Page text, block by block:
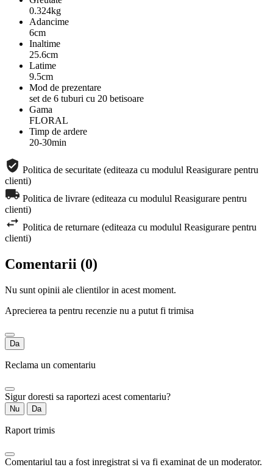
0.324kg
Adancime
6cm
Inaltime
25.6cm
Latime
9.5cm
Mod de prezentare
set de 6 tuburi cu 20 betisoare
Gama
FLORAL
Timp de ardere
20-30min
Politica de securitate (editeaza cu modulul Reasigurare pentru
clienti)
Politica de livrare (editeaza cu modulul Reasigurare pentru
clienti)
Politica de returnare (editeaza cu modulul Reasigurare pentru
clienti)
Comentarii (0)
Nu sunt opinii ale clientilor in acest moment.
Aprecierea ta pentru recenzie nu a putut fi trimisa
Da
Reclama un comentariu
Sigur doresti sa raportezi acest comentariu?
Nu Da
Raport trimis
Comentariul tau a fost inregistrat si va fi examinat de un moderator.